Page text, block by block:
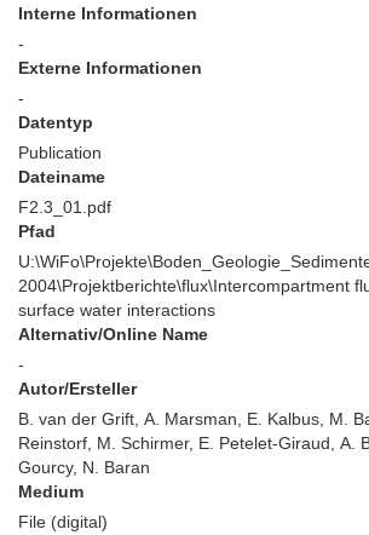
Interne Informationen
-
Externe Informationen
-
Datentyp
Publication
Dateiname
F2.3_01.pdf
Pfad
2004\Projektberichte\flux\Intercompartment
surface water interactions
Alternativ/Online Name
-
Autor/Ersteller
B. van der Grift, A. Marsman, E. Kalbus, M.
Reinstorf, M. Schirmer, E. Petelet-Giraud, A.
Gourcy, N. Baran
Medium
File (digital)